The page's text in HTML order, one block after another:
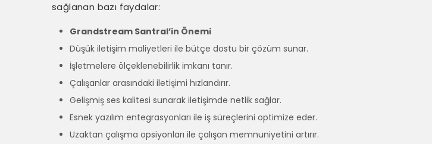
sağlanan bazı faydalar:
Grandstream Santral’in Önemi
Düşük iletişim maliyetleri ile bütçe dostu bir çözüm sunar.
İşletmelere ölçeklenebilirlik imkanı tanır.
Çalışanlar arasındaki iletişimi hızlandırır.
Gelişmiş ses kalitesi sunarak iletişimde netlik sağlar.
Esnek yazılım entegrasyonları ile iş süreçlerini optimize eder.
Uzaktan çalışma opsiyonları ile çalışan memnuniyetini artırır.